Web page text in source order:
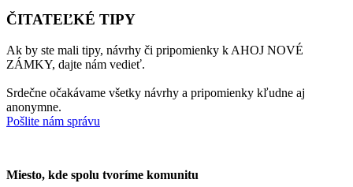
ČITATEĽKÉ TIPY
Ak by ste mali tipy, návrhy či pripomienky k AHOJ NOVÉ
ZÁMKY, dajte nám vedieť.
Srdečne očakávame všetky návrhy a pripomienky kľudne aj
anonymne.
Pošlite nám správu
Miesto, kde spolu tvoríme komunitu